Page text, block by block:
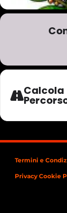
Calcola
Termini e
Privacy Cookie